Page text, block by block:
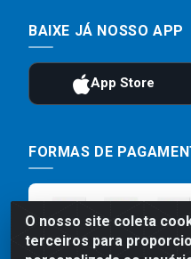
O nosso site coleta
terceiros para
BAIXE JÁ NOSSO APP
FORMAS DE